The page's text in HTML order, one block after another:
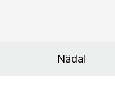
Nädal